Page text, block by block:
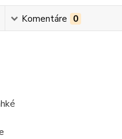
Komentáre 0